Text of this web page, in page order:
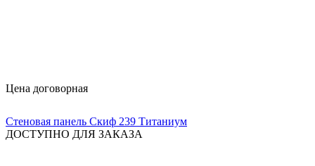
Цена договорная
Стеновая панель Скиф 239 Титаниум
ДОСТУПНО ДЛЯ ЗАКАЗА